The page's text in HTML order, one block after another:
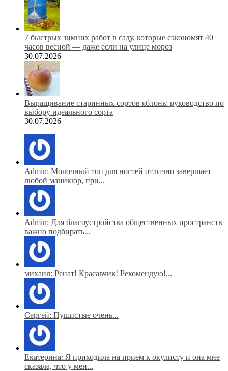
7 быстрых зимних работ в саду, которые сэкономят 40
часов весной — даже если на улице мороз
30.07.2026
Выращивание старинных сортов яблонь: руководство по
выбору идеального сорта
30.07.2026
Admin: Молочный топ для ногтей отлично завершает
любой маникюр, при...
Admin: Для благоустройства общественных пространств
важно подбирать...
михаил: Ренат! Красавчик! Рекомендую!...
Сергей: Пушистые очень...
Екатерина: Я приходила на прием к окулисту и она мне
сказала, что у мен...